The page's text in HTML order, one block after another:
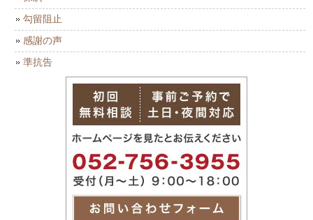
勾留阻止
感謝の声
準抗告